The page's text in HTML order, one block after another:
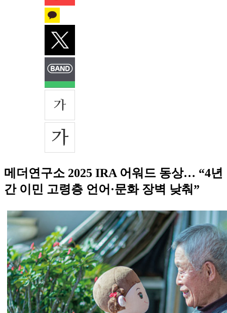
메더연구소 2025 IRA 어워드 동상… “4년
간 이민 고령층 언어·문화 장벽 낮춰”